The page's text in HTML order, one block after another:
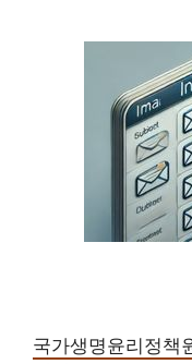
국가생명윤리정책